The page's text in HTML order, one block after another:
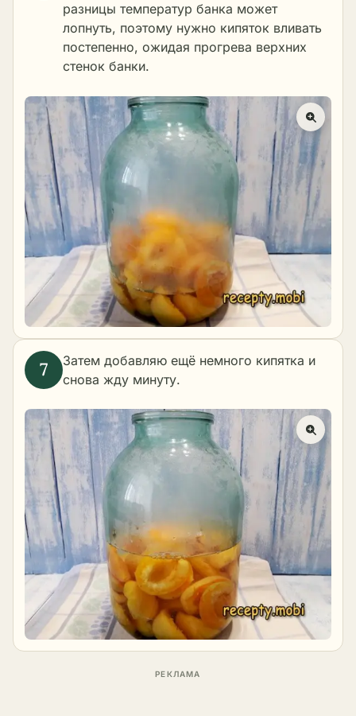
разницы температур банка может
лопнуть, поэтому нужно кипяток вливать
постепенно, ожидая прогрева верхних
стенок банки.
Затем добавляю ещё немного кипятка и
снова жду минуту.